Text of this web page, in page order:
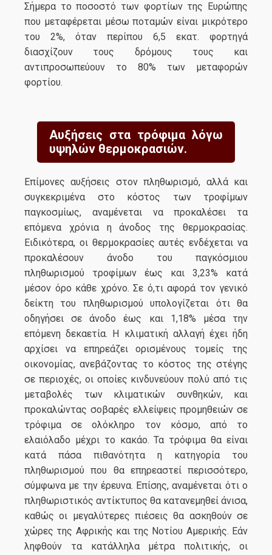
Σήμερα το ποσοστό των φορτίων της Ευρώπης
που μεταφέρεται μέσω ποταμών είναι μικρότερο
του 2%, όταν περίπου 6,5 εκατ. φορτηγά
διασχίζουν τους δρόμους τους και
αντιπροσωπεύουν το 80% των μεταφορών
φορτίου.
Αυξήσεις στα τρόφιμα λόγω
υψηλών θερμοκρασιών.
Επίμονες αυξήσεις στον πληθωρισμό, αλλά και
συγκεκριμένα στο κόστος των τροφίμων
παγκοσμίως, αναμένεται να προκαλέσει τα
επόμενα χρόνια η άνοδος της θερμοκρασίας.
Ειδικότερα, οι θερμοκρασίες αυτές ενδέχεται να
προκαλέσουν άνοδο του παγκόσμιου
πληθωρισμού τροφίμων έως και 3,23% κατά
μέσον όρο κάθε χρόνο. Σε ό,τι αφορά τον γενικό
δείκτη του πληθωρισμού υπολογίζεται ότι θα
οδηγήσει σε άνοδο έως και 1,18% μέσα την
επόμενη δεκαετία. Η κλιματική αλλαγή έχει ήδη
αρχίσει να επηρεάζει ορισμένους τομείς της
οικονομίας, ανεβάζοντας το κόστος της στέγης
σε περιοχές, οι οποίες κινδυνεύουν πολύ από τις
μεταβολές των κλιματικών συνθηκών, και
προκαλώντας σοβαρές ελλείψεις προμηθειών σε
τρόφιμα σε ολόκληρο τον κόσμο, από το
ελαιόλαδο μέχρι το κακάο. Τα τρόφιμα θα είναι
κατά πάσα πιθανότητα η κατηγορία του
πληθωρισμού που θα επηρεαστεί περισσότερο,
σύμφωνα με την έρευνα. Επίσης, αναμένεται ότι ο
πληθωριστικός αντίκτυπος θα κατανεμηθεί άνισα,
καθώς οι μεγαλύτερες πιέσεις θα ασκηθούν σε
χώρες της Αφρικής και της Νοτίου Αμερικής. Εάν
ληφθούν τα κατάλληλα μέτρα πολιτικής, οι